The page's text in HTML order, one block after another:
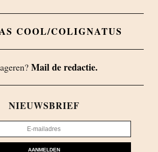
COOL/COLIGNATUS
Mail de redactie.
NIEUWSBRIEF
AANMELDEN